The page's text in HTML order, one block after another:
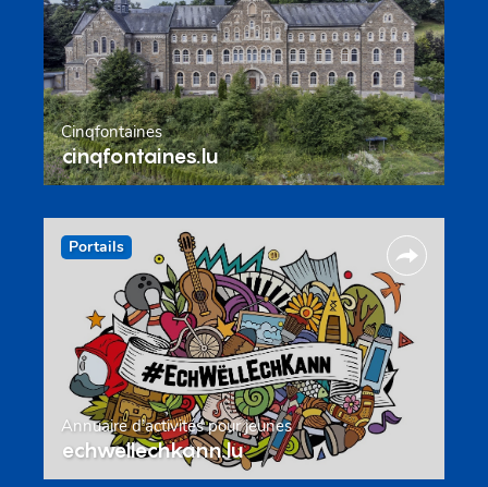
Cinqfontaines
cinqfontaines.lu
Portails
Annuaire d’activités pour jeunes
echwellechkann.lu